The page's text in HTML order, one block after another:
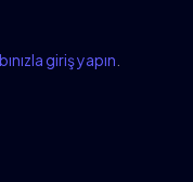
giriş yapın